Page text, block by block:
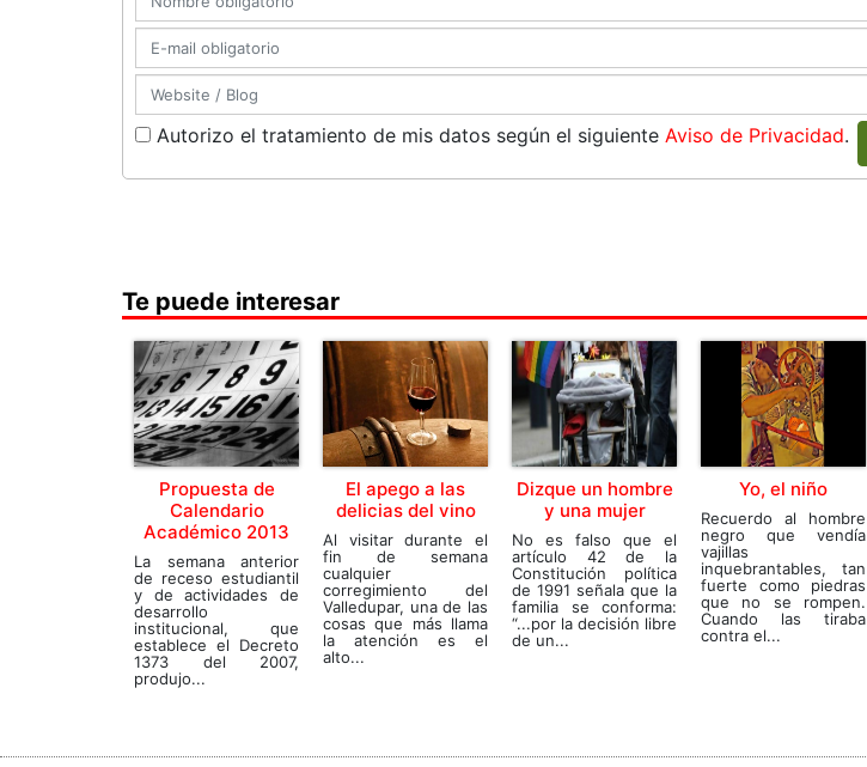
Autorizo el tratamiento de mis datos según el siguiente Aviso de Privacidad.
Te puede interesar
Propuesta de
Calendario
Académico 2013
La semana anterior
de receso estudiantil
y de actividades de
desarrollo
institucional, que
establece el Decreto
1373 del 2007,
produjo...
El apego a las
delicias del vino
Al visitar durante el
fin de semana
cualquier
corregimiento del
Valledupar, una de las
cosas que más llama
la atención es el
alto...
Dizque un hombre
y una mujer
No es falso que el
artículo 42 de la
Constitución política
de 1991 señala que la
familia se conforma:
“...por la decisión libre
de un...
Yo, el niño
Recuerdo al hombre
negro que vendía
vajillas
inquebrantables, tan
fuerte como piedras
que no se rompen.
Cuando las tiraba
contra el...